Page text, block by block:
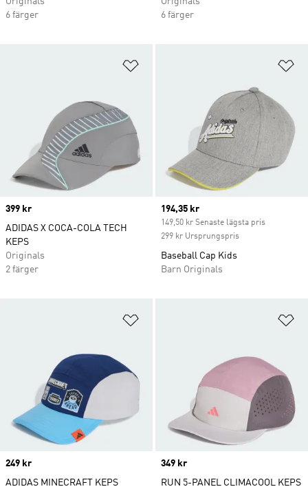
6 färger
6 färger
Price
399 kr
ADIDAS X COCA-COLA TECH
KEPS
Originals
2 färger
Current price
194,35 kr
149,50 kr Senaste lägsta pris
299 kr Ursprungspris
Baseball Cap Kids
Barn Originals
Price
249 kr
ADIDAS MINECRAFT KEPS
Price
349 kr
RUN 5-PANEL CLIMACOOL KEPS